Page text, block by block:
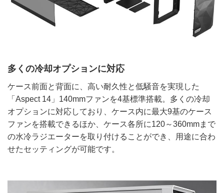
多くの冷却オプションに対応
ケース前面と背面に、高い耐久性と低騒音を実現した
「Aspect 14」140mmファンを4基標準搭載。多くの冷却
オプションに対応しており、ケース内に最大9基のケース
ファンを搭載できるほか、ケース各所に120～360mmまで
の水冷ラジエーターを取り付けることができ、用途に合わ
せたセッティングが可能です。